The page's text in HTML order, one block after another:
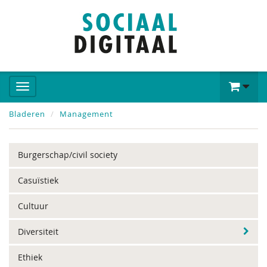
Bladeren Management
Burgerschap/civil society
Casuïstiek
Cultuur
Diversiteit
Ethiek